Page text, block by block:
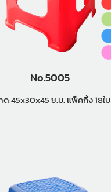
No.5005
ขนาด:45x30x45 ซ.ม. แพ็คกิ้ง 18ใบ